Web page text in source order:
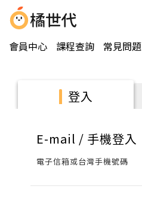
會員中心 課程查詢 常見問題
登入
E-mail / 手機登入
電子信箱或台灣手機號碼